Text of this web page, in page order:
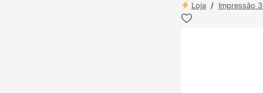
Loja / Impressão